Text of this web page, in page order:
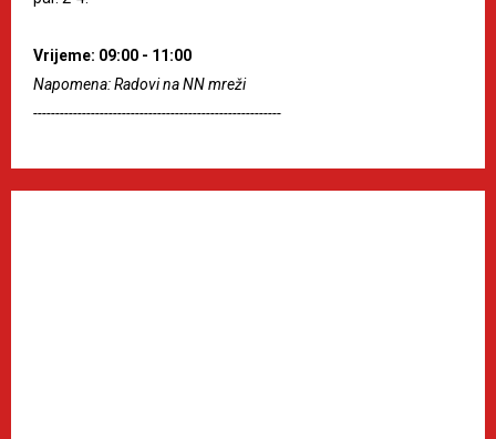
Vrijeme: 09:00 - 11:00
Napomena: Radovi na NN mreži
--------------------------------------------------------